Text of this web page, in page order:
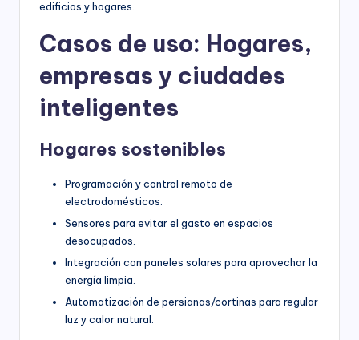
edificios y hogares.
Casos de uso: Hogares,
empresas y ciudades
inteligentes
Hogares sostenibles
Programación y control remoto de
electrodomésticos.
Sensores para evitar el gasto en espacios
desocupados.
Integración con paneles solares para aprovechar la
energía limpia.
Automatización de persianas/cortinas para regular
luz y calor natural.